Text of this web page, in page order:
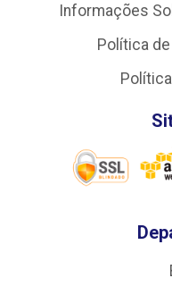
Informações
Política